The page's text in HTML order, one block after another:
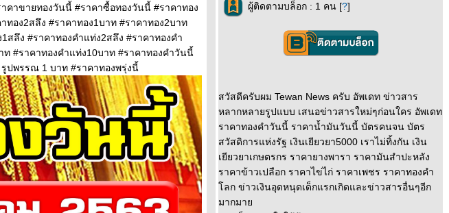
คาขายทองวันนี้ #ราคาซื้อทองวันนี้ #ราคาทอง
ทอง2สลึง #ราคาทอง1บาท #ราคาทอง2บาท
สลึง #ราคาทองคำแท่ง2สลึง #ราคาทองคำ
#ราคาทองคำแท่ง10บาท #ราคาทองคําวันนี้
ปพรรณ 1 บาท #ราคาทองพรุ่งนี้
ผู้ติดตามบล็อก : 1 คน [?]
สวัสดีครับผม Tewan News ครับ อัพเดท ข่าวสาร
หลากหลายรูปแบบ เสนอข่าวสารใหม่ๆก่อนใคร อัพเดท
ราคาทองคำวันนี้ ราคาน้ำมันวันนี้ บัตรคนจน บัตร
สวัสดิการแห่งรัฐ เงินเยียวยา5000 เราไม่ทิ้งกัน เงิน
เยียวยาเกษตรกร ราคายางพารา ราคามันสำปะหลัง
ราคาข้าวเปลือก ราคาไข่ไก่ ราคาเพชร ราคาทองคำ
ลก ข่าวเงินอุดหนุดเด็กแรกเกิดและข่าวสารอื่นๆอีก
มากมา